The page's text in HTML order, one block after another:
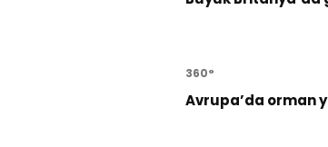
360°
Avrupa’da orman